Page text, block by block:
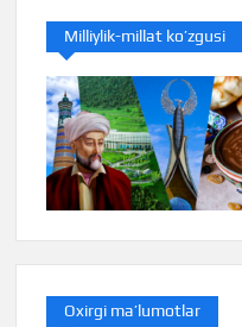
Milliylik-millat ko’zgusi
Oxirgi ma’lumotlar